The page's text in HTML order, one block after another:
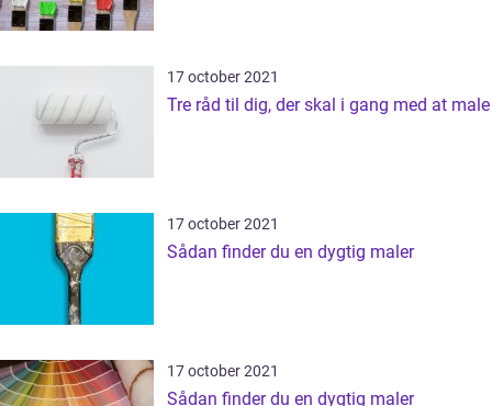
17 october 2021
Tre råd til dig, der skal i gang med at male
17 october 2021
Sådan finder du en dygtig maler
17 october 2021
Sådan finder du en dygtig maler